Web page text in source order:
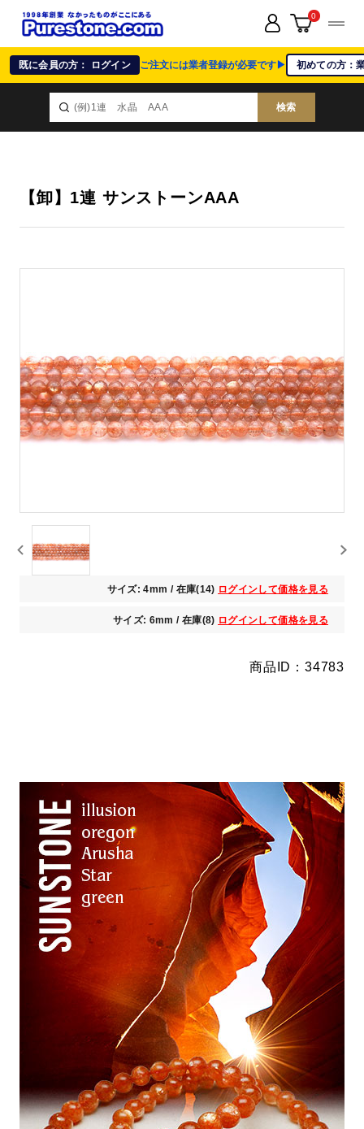
既に会員の方： ログイン ご注文には業者登録が必要です▶ 初めての方：
検索
0
【卸】1連 サンストーンAAA
サイズ: 4mm / 在庫(14) ログインして価格を見る
サイズ: 6mm / 在庫(8) ログインして価格を見る
商品ID：34783